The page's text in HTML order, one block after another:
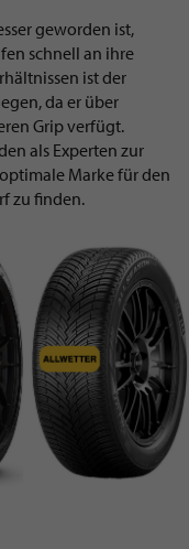
geworden ist,
schnell an ihre
ist der
da er über
Grip verfügt.
als Experten zur
Marke für den
zu finden.